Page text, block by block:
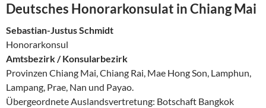
Deutsches Honorarkonsulat in Chiang Mai
Sebastian-Justus Schmidt
Honorarkonsul
Amtsbezirk / Konsularbezirk
Provinzen Chiang Mai, Chiang Rai, Mae Hong Son, Lamphun,
Lampang, Prae, Nan und Payao.
Übergeordnete Auslandsvertretung: Botschaft Bangkok